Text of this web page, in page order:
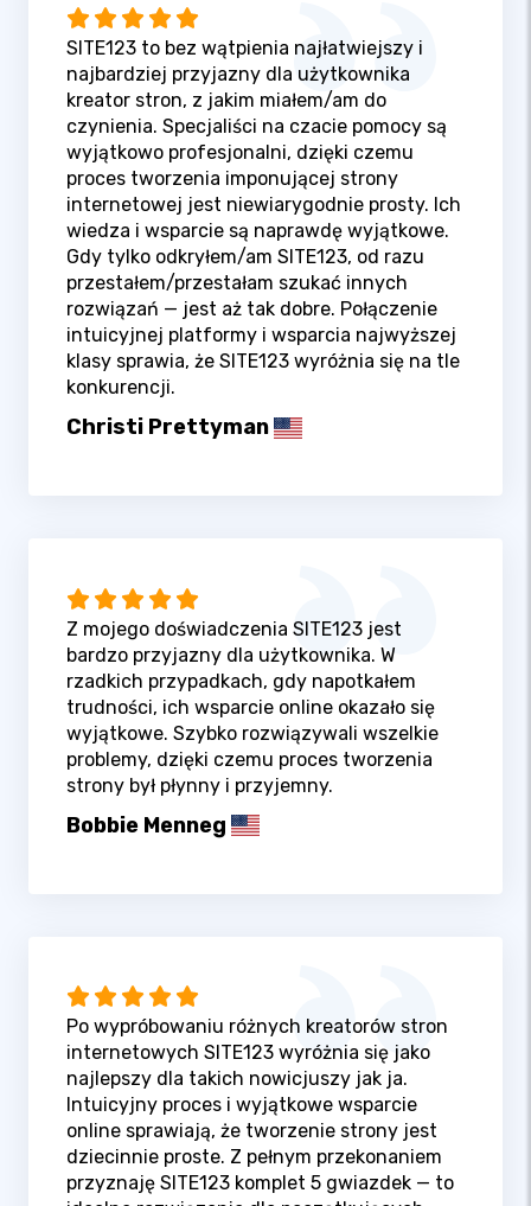
SITE123 to bez wątpienia najłatwiejszy i
najbardziej przyjazny dla użytkownika
kreator stron, z jakim miałem/am do
czynienia. Specjaliści na czacie pomocy są
wyjątkowo profesjonalni, dzięki czemu
proces tworzenia imponującej strony
internetowej jest niewiarygodnie prosty. Ich
wiedza i wsparcie są naprawdę wyjątkowe.
Gdy tylko odkryłem/am SITE123, od razu
przestałem/przestałam szukać innych
rozwiązań — jest aż tak dobre. Połączenie
intuicyjnej platformy i wsparcia najwyższej
klasy sprawia, że SITE123 wyróżnia się na tle
konkurencji.
Christi Prettyman
Z mojego doświadczenia SITE123 jest
bardzo przyjazny dla użytkownika. W
rzadkich przypadkach, gdy napotkałem
trudności, ich wsparcie online okazało się
wyjątkowe. Szybko rozwiązywali wszelkie
problemy, dzięki czemu proces tworzenia
strony był płynny i przyjemny.
Bobbie Menneg
Po wypróbowaniu różnych kreatorów stron
internetowych SITE123 wyróżnia się jako
najlepszy dla takich nowicjuszy jak ja.
Intuicyjny proces i wyjątkowe wsparcie
online sprawiają, że tworzenie strony jest
dziecinnie proste. Z pełnym przekonaniem
przyznaję SITE123 komplet 5 gwiazdek — to